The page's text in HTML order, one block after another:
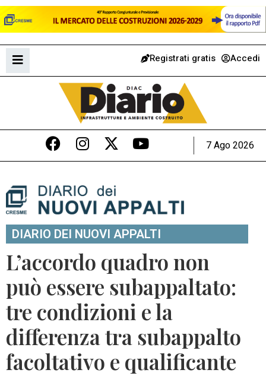
Registrati gratis Accedi
7 Ago 2026
DIARIO DEI NUOVI APPALTI
L’accordo quadro non
può essere subappaltato:
tre condizioni e la
differenza tra subappalto
facoltativo e qualificante